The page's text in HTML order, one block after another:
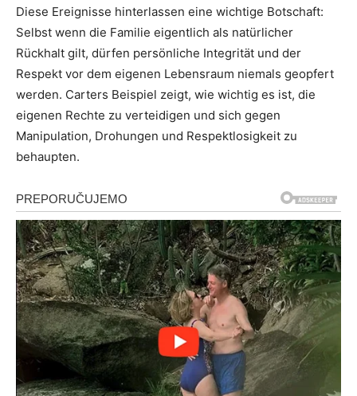
Diese Ereignisse hinterlassen eine wichtige Botschaft:
Selbst wenn die Familie eigentlich als natürlicher
Rückhalt gilt, dürfen persönliche Integrität und der
Respekt vor dem eigenen Lebensraum niemals geopfert
werden. Carters Beispiel zeigt, wie wichtig es ist, die
eigenen Rechte zu verteidigen und sich gegen
Manipulation, Drohungen und Respektlosigkeit zu
behaupten.